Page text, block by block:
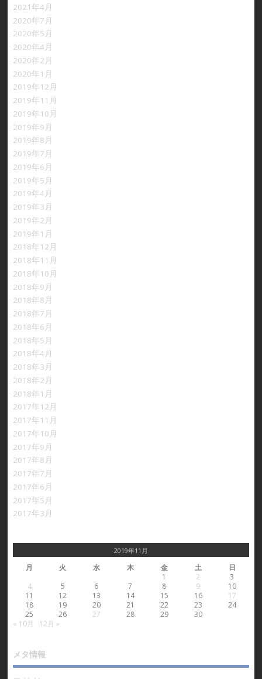
2021年4月
2020年7月
2020年5月
2020年4月
2020年2月
2020年1月
2019年12月
2019年11月
2019年10月
2019年9月
2019年8月
2019年7月
2019年6月
2019年5月
2019年4月
2019年3月
2019年2月
2019年1月
2018年12月
2018年11月
2018年10月
2018年9月
2018年8月
2018年7月
2018年6月
2018年5月
2018年4月
2018年3月
2018年2月
2018年1月
2017年12月
2017年11月
2017年10月
2017年9月
2017年8月
2017年7月
2017年6月
2017年5月
2017年3月
2019年11月
月 火 水 木 金 土
日
1
2
3
4
5 6 7 8 9
10
11
12 13 14 15 16
17
18
19 20 21 22 23
24
25
26 27 28 29
30
« 10月
12月 »
メタ情報